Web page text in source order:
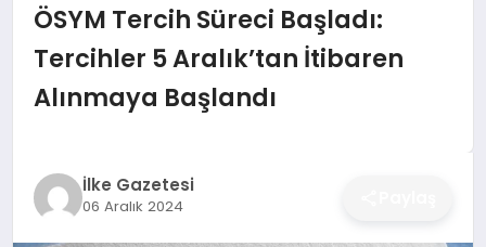
MAGAZIN
DÜNYA
ÖSYM Tercih Süreci Başladı:
Tercihler 5 Aralık’tan İtibaren
Alınmaya Başlandı
İlke Gazetesi
06 Aralık 2024